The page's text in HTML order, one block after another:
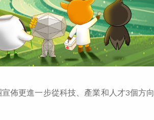
佈更進一步從科技、產業和人才3個方向